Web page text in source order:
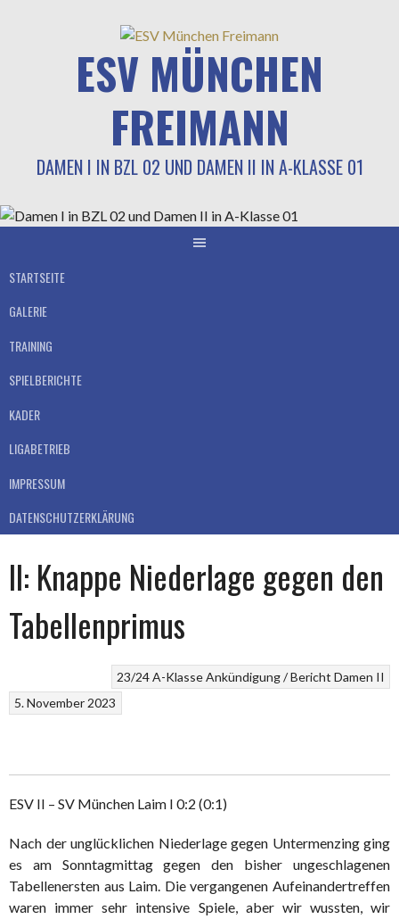
ESV MÜNCHEN
FREIMANN
DAMEN I IN BZL 02 UND DAMEN II IN A-KLASSE 01
STARTSEITE
GALERIE
TRAINING
SPIELBERICHTE
KADER
LIGABETRIEB
IMPRESSUM
DATENSCHUTZERKLÄRUNG
II: Knappe Niederlage gegen den
Tabellenprimus
23/24A-KlasseAnkündigung / Bericht Damen II
5. November 2023
ESV II – SV München Laim I 0:2 (0:1)
Nach der unglücklichen Niederlage gegen Untermenzing ging
es am Sonntagmittag gegen den bisher ungeschlagenen
Tabellenersten aus Laim. Die vergangenen Aufeinandertreffen
waren immer sehr intensive Spiele, aber wir wussten, wir